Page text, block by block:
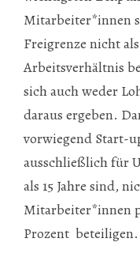
Mitarbeiter*innen
Freigrenze nicht
Arbeitsverhältnis
sich auch weder
daraus ergeben.
vorwiegend Start-
ausschließlich für
als 15 Jahre sind,
Mitarbeiter*innen
Prozent beteiligen.